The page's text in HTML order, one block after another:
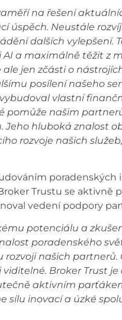
na řešení
úspěch. Neustále
dalších vylepšení.
a maximálně těžit z
ale jen zčásti o
posílení našeho
vlastní
pomůže našim
Jeho hluboká znalost
rozvoje našich
poradenských
Trustu se aktivně
vedení podpory
potenciálu a
poradenského
našich partnerů.
Broker Trust je
aktivním
sílu inovací a úzké